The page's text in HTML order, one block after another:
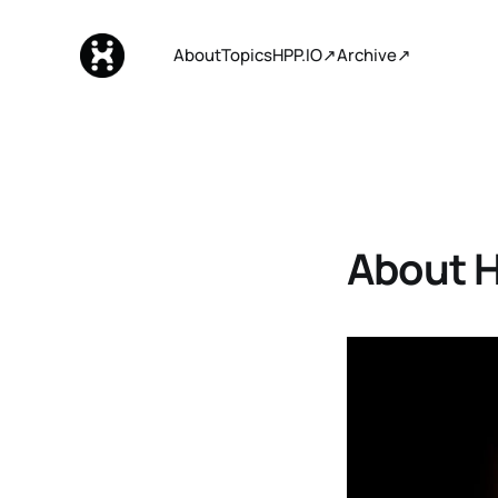
AboutTopicsHPP.IO↗Archive↗
About